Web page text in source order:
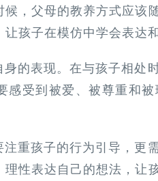
，父母的教养方式应该
孩子在模仿中学会表达
的表现。在与孩子相处
感受到被爱、被尊重和
注重孩子的行为引导，更
性表达自己的想法，让